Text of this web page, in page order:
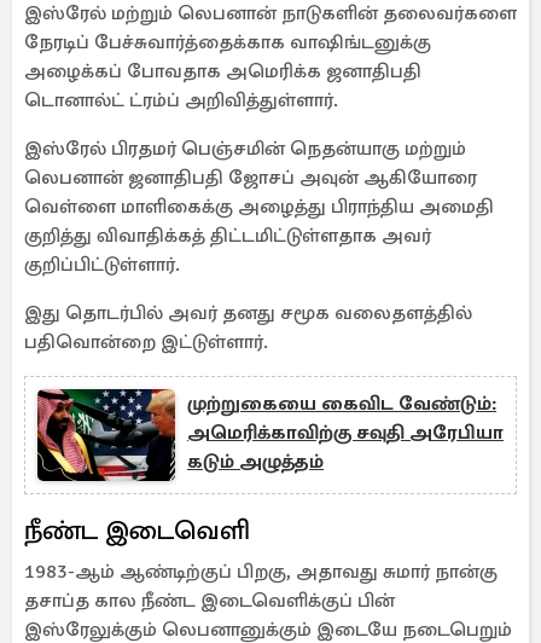
இஸ்ரேல் மற்றும் லெபனான் நாடுகளின் தலைவர்களை
நேரடிப் பேச்சுவார்த்தைக்காக வாஷிங்டனுக்கு
அழைக்கப் போவதாக அமெரிக்க ஜனாதிபதி
டொனால்ட் ட்ரம்ப் அறிவித்துள்ளார்.
இஸ்ரேல் பிரதமர் பெஞ்சமின் நெதன்யாகு மற்றும்
லெபனான் ஜனாதிபதி ஜோசப் அவுன் ஆகியோரை
வெள்ளை மாளிகைக்கு அழைத்து பிராந்திய அமைதி
குறித்து விவாதிக்கத் திட்டமிட்டுள்ளதாக அவர்
குறிப்பிட்டுள்ளார்.
இது தொடர்பில் அவர் தனது சமூக வலைதளத்தில்
பதிவொன்றை இட்டுள்ளார்.
முற்றுகையை கைவிட வேண்​டும்:
அமெரிக்காவிற்கு சவுதி அரேபியா
கடும் அழுத்தம்
நீண்ட இடைவெளி
1983-ஆம் ஆண்டிற்குப் பிறகு, அதாவது சுமார் நான்கு
தசாப்த கால நீண்ட இடைவெளிக்குப் பின்
இஸ்ரேலுக்கும் லெபனானுக்கும் இடையே நடைபெறும்